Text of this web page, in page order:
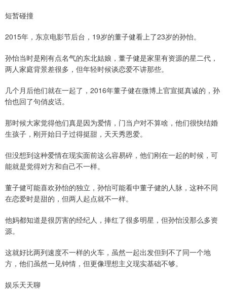
短暂碰撞
2015年，东京电影节后台，19岁的董子健看上了23岁的孙怡。
孙怡当时是刚有点名气的东北姑娘，董子健是家里有资源的星二代，
两人家庭背景差很多，但年轻时候谈恋爱不讲那些。
几个月后他们就在一起了，2016年董子健在微博上官宣挺真诚的，孙
怡也回了句俏皮话。
那时候大家觉得他们真是因为爱情，门当户对不算啥，他们很快结婚
生孩子，刚开始日子过得挺甜，天天秀恩爱。
但没想到这种爱情在现实面前这么容易碎，他们刚在一起的时候，可
能就是觉得对方和自己不一样。
董子健可能喜欢孙怡的独立，孙怡可能看中董子健的人脉，这种不同
在恋爱时是甜的，但两人起点就不一样。
他妈都知道是很厉害的经纪人，捧红了很多明星，但孙怡没那么多资
源。
这就好比两列速度不一样的火车，虽然一起出发但到不了同一个地
方，他们虽然一见钟情，但更像理想主义现实基础不够。
娱乐天天聊